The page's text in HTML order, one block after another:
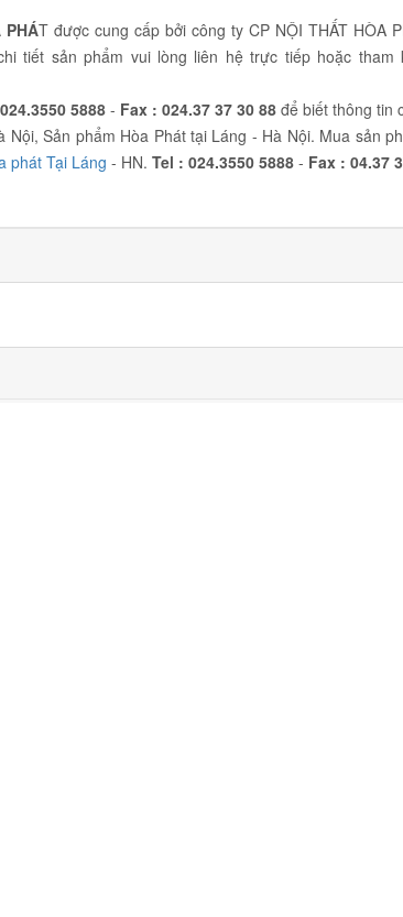
PHÁT được cung cấp bởi công ty CP NỘI THẤT HÒA
tiết sản phẩm vui lòng liên hệ trực tiếp hoặc tham
024.3550 5888 - Fax : 024.37 37 30 88để biết thông tin
Sản phẩm Hòa Phát tại Láng - Hà Nội. Mua sản
phát Tại Láng - HN. Tel : 024.3550 5888 - Fax : 04.37